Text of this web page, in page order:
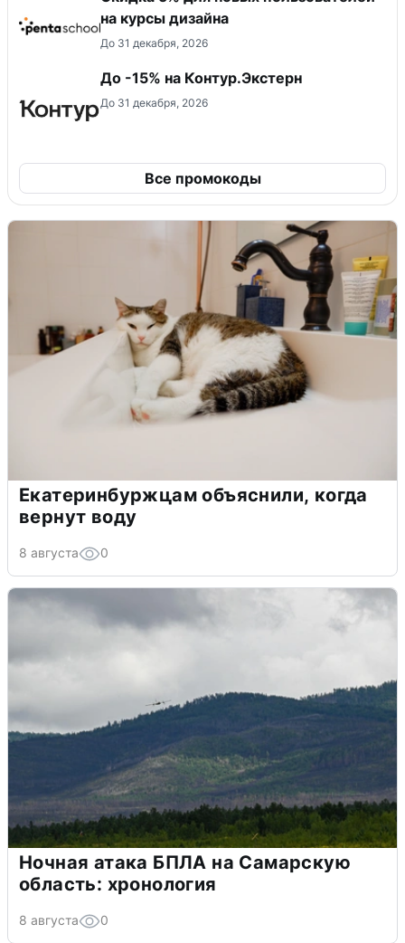
на курсы дизайна
До 31 декабря, 2026
До -15% на Контур.Экстерн
До 31 декабря, 2026
Все промокоды
Екатеринбуржцам объяснили, когда
вернут воду
8 августа 0
Ночная атака БПЛА на Самарскую
область: хронология
8 августа 0